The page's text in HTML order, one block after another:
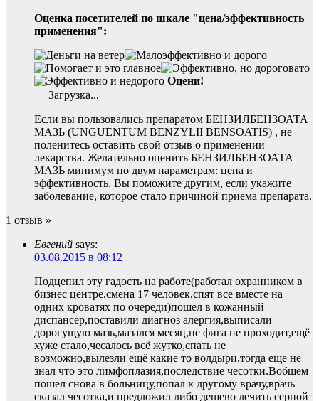
Оценка посетителей по шкале "цена/эффективность
применения":
Оцени!
Загрузка...
Если вы пользовались препаратом БЕНЗИЛБЕНЗОАТА
МАЗЬ (UNGUENTUM BENZYLII BENSOATIS) , не
поленитесь оставить свой отзыв о применении
лекарства. Желательно оценить БЕНЗИЛБЕНЗОАТА
МАЗЬ минимум по двум параметрам: цена и
эффективность. Вы поможите другим, если укажите
заболевание, которое стало причиной приема препарата.
1 отзыв »
Евгений says:
03.08.2015 в 08:12
Подцепил эту гадость на работе(работал охранником в
бизнес центре,смена 17 человек,спят все вместе на
одних кроватях по очереди)пошел в кожанный
диспансер,поставили диагноз алергия,выписали
дорогущую мазь,мазался месяц,не фига не проходит,ещё
хуже стало,чесалось всё жутко,спать не
возможно,вылезли ещё какие то волдыри,тогда еще не
знал что это лимфоплазия,последствие чесотки.Вобщем
пошел снова в больницу,попал к другому врачу,врачь
сказал чесотка,и предложил либо дешево лечить серной